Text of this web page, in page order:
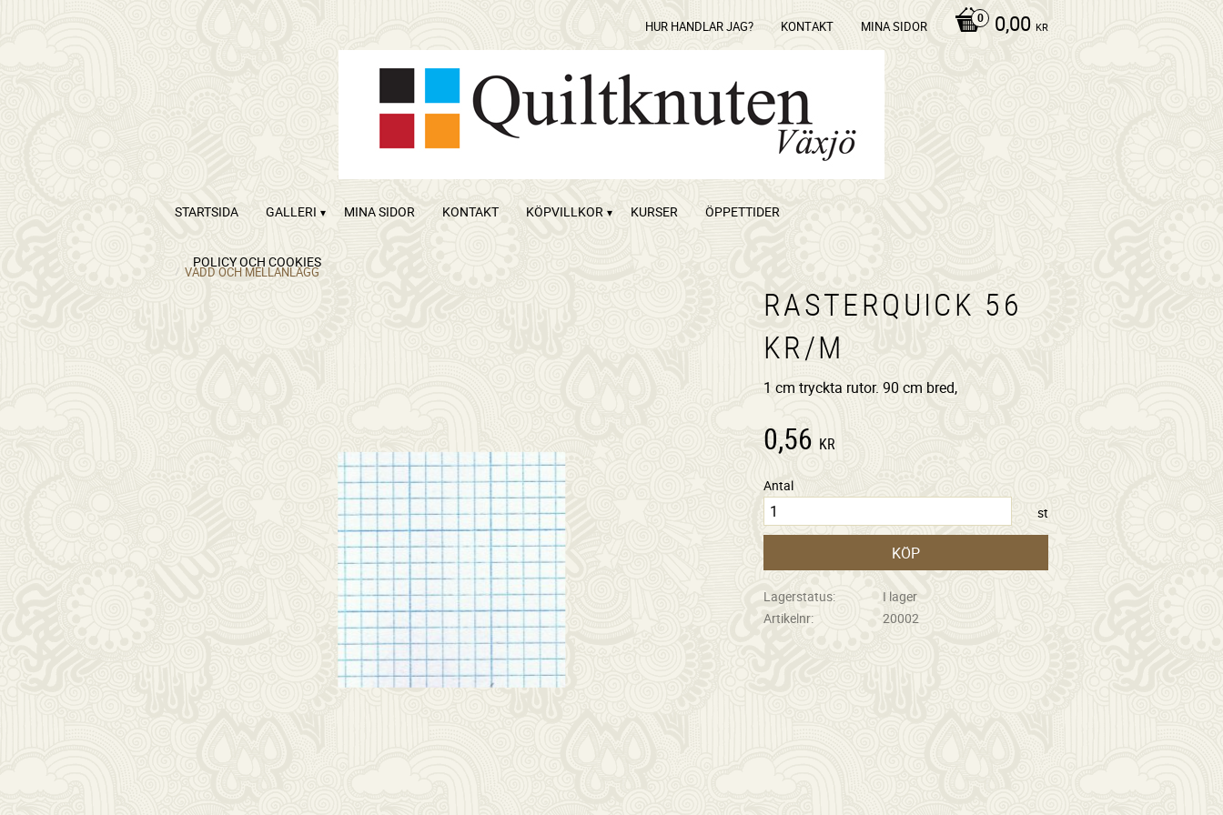
0,00 KR
HUR HANDLAR JAG? KONTAKT MINA SIDOR
STARTSIDA GALLERI MINA SIDOR KONTAKT KÖPVILLKOR KURSER ÖPPETTIDER
POLICY OCH COOKIES
VADD OCH MELLANLÄGG
RASTERQUICK 56
KR/M
1 cm tryckta rutor. 90 cm bred,
0,56 KR
Antal
st
KÖP
Lagerstatus
I lager
Artikelnr
20002